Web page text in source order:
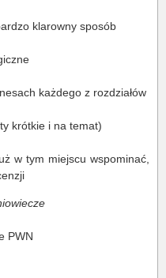
klarowny sposób
każdego z rozdziałów
krótkie i na temat)
w tym miejscu wspominać,
PWN